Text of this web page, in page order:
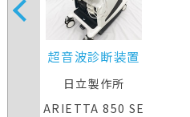
超音波診断装置
日立製作所
ARIETTA 850 SE